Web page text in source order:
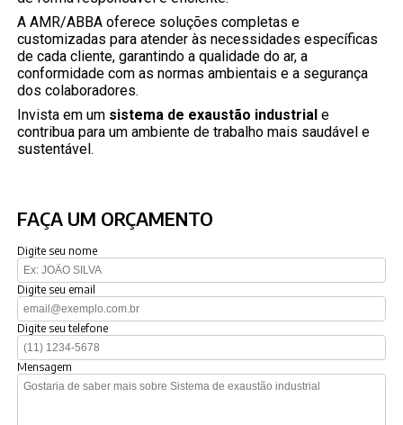
A AMR/ABBA oferece soluções completas e
customizadas para atender às necessidades específicas
de cada cliente, garantindo a qualidade do ar, a
conformidade com as normas ambientais e a segurança
dos colaboradores.
Invista em um sistema de exaustão industrial e
contribua para um ambiente de trabalho mais saudável e
sustentável.
FAÇA UM ORÇAMENTO
Digite seu nome
Digite seu email
Digite seu telefone
Mensagem